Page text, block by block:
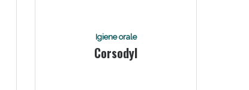
Igiene orale
Corsodyl